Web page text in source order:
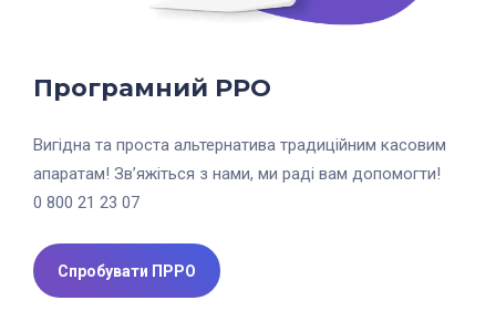
Програмний РРО
Вигідна та проста альтернатива традиційним касовим
апаратам! Зв’яжіться з нами, ми раді вам допомогти!
0 800 21 23 07
Спробувати ПРРО